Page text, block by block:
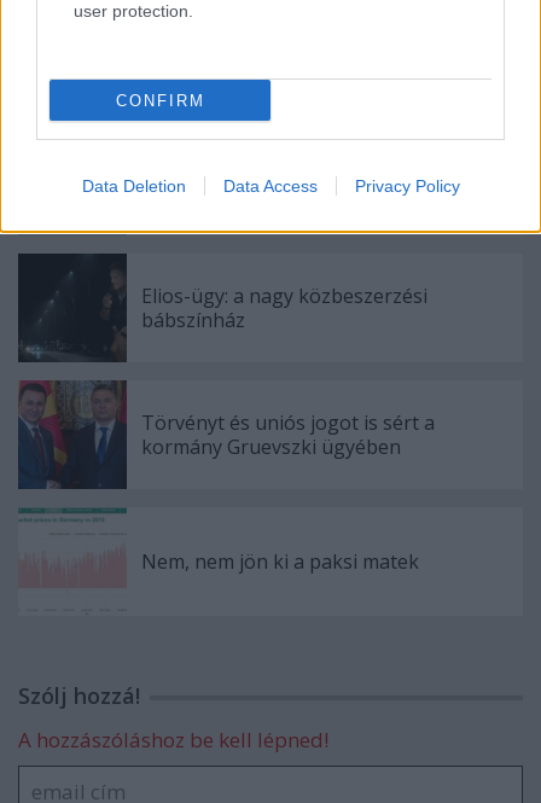
user protection.
CONFIRM
Data Deletion Data Access Privacy Policy
lopás krónikája
Elios-ügy: a nagy közbeszerzési
bábszínház
Törvényt és uniós jogot is sért a
kormány Gruevszki ügyében
Nem, nem jön ki a paksi matek
Szólj hozzá!
A hozzászóláshoz be kell lépned!